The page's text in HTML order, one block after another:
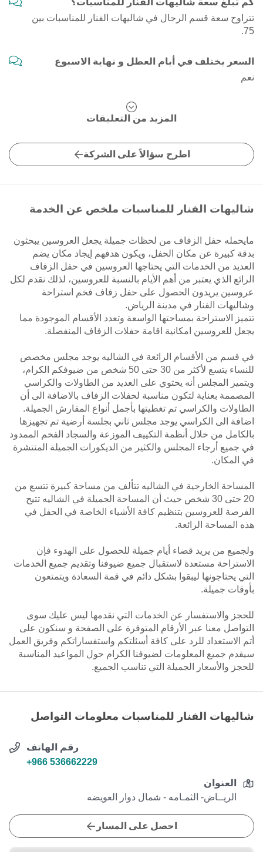
كم تبلغ سعة شاليهات الفنار للمناسبات؟
تتراوح سعة قسم الرجال في شاليهات الفنار للمناسبات بين
75.
السعر يختلف في أيام العطل و نهاية الاسبوع
نعم
المزيد من التعليقات
اطرح سؤالاً على الشركة
شاليهات الفنار للمناسبات ملخص عن الخدمة
مايحمله حفل الزفاف من لحظات جميلة يجعل العروسين يبحثون
بدقة كبيرة عن مكان الحفل، ويكون هدفهم إيجاد مكان يضم
العديد من الخدمات التي يحتاجها العروسين في حفل الزفاف
الرائع الذي يعتبر من أهم الأيام بالنسبة للعروسين، لذلك نقدم لكل
عروسين يريدون الحصول على حفل زفاف فخم استراحة
وشاليهات الفنار في مدينة الرياض.
تتميز الاستراحة بمساحتها الواسعة وتعدد الأقسام الموجودة مما
يجعل للعروسين امكانية اقامة حفلات الزفاف المنفصلة.
في قسم من الأقسام الرائعة في الشاليه يوجد مجلس مخصص
للنساء يتسع لأكثر من 30 حتى 50 شخص من ضيوفكم الكرام،
ويتميز المجلس أنه يحتوي على العديد من الطاولات والكراسي
المصممة بعناية لتكون مناسبة لحفلات الزفاف بالاضافة الى أن
الطاولات والكراسي تم تغطيتها بأجمل أنواع المفارش الجميلة.
اضافة الى الكراسي يوجد مجلس ثاني بجلسة أرضية تم تجهيزها
بالكامل من خلال أنظمة التكييف الموزعة والسجاد الفخم الممدود
في جميع أرجاء المجلس والكثير من الديكورات الجميلة المنتشرة
في المكان.
المساحة الخارجية في الشاليه تتألف من مساحة كبيرة تتسع من
20 حتى 30 شخص حيث أن المساحة الجميلة في الشاليه تتيح
الفرصة للعروسين بتنظيم كافة الأشياء الخاصة في الحفل في
هذه المساحة الرائعة.
ولجميع من يريد قضاء أيام جميلة للحصول على الهدوء فإن
الاستراحة مستعدة لاستقبال جميع ضيوفنا وتقديم جميع الخدمات
التي يحتاجونها ليبقوا بشكل دائم في قمة السعادة ويتمتعون
بأوقات جميلة.
للحجز والاستفسار عن الخدمات التي نقدمها ليس عليك سوى
التواصل معنا عبر الأرقام المتوفرة على الصفحة و سنكون على
أتم الاستعداد للرد على كافة أسئلتكم واستفساراتكم وفريق العمل
سيقدم جميع المعلومات لضيوفنا الكرام حول المواعيد المناسبة
للحجز والأسعار الجميلة التي تناسب الجميع.
شاليهات الفنار للمناسبات معلومات التواصل
رقم الهاتف
+966 536662229
العنوان
الريــاض- الثمـامه - شمال دوار العويضه
احصل على المسار